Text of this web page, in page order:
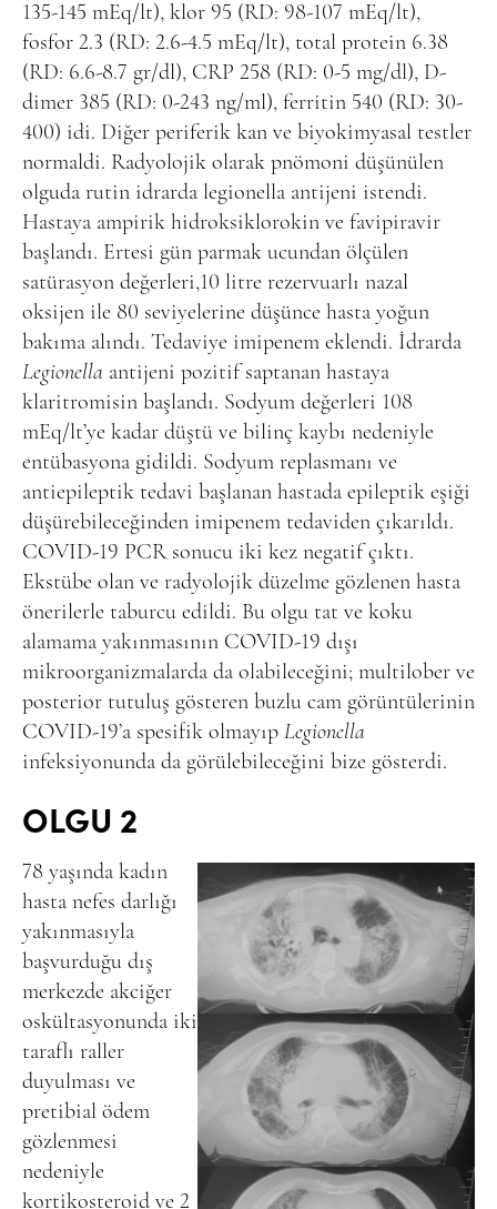
135-145 mEq/lt), klor 95 (RD: 98-107 mEq/lt),
fosfor 2.3 (RD: 2.6-4.5 mEq/lt), total protein 6.38
(RD: 6.6-8.7 gr/dl), CRP 258 (RD: 0-5 mg/dl), D-
dimer 385 (RD: 0-243 ng/ml), ferritin 540 (RD: 30-
400) idi. Diğer periferik kan ve biyokimyasal testler
normaldi. Radyolojik olarak pnömoni düşünülen
olguda rutin idrarda legionella antijeni istendi.
Hastaya ampirik hidroksiklorokin ve favipiravir
başlandı. Ertesi gün parmak ucundan ölçülen
satürasyon değerleri,10 litre rezervuarlı nazal
oksijen ile 80 seviyelerine düşünce hasta yoğun
bakıma alındı. Tedaviye imipenem eklendi. İdrarda
Legionella antijeni pozitif saptanan hastaya
klaritromisin başlandı. Sodyum değerleri 108
mEq/lt’ye kadar düştü ve bilinç kaybı nedeniyle
entübasyona gidildi. Sodyum replasmanı ve
antiepileptik tedavi başlanan hastada epileptik eşiği
düşürebileceğinden imipenem tedaviden çıkarıldı.
COVID-19 PCR sonucu iki kez negatif çıktı.
Ekstübe olan ve radyolojik düzelme gözlenen hasta
önerilerle taburcu edildi. Bu olgu tat ve koku
alamama yakınmasının COVID-19 dışı
mikroorganizmalarda da olabileceğini; multilober ve
posterior tutuluş gösteren buzlu cam görüntülerinin
COVID-19’a spesifik olmayıp Legionella
infeksiyonunda da görülebileceğini bize gösterdi.
OLGU 2
78 yaşında kadın
hasta nefes darlığı
yakınmasıyla
başvurduğu dış
merkezde akciğer
oskültasyonunda iki
taraflı raller
duyulması ve
pretibial ödem
gözlenmesi
nedeniyle
kortikosteroid ve 2